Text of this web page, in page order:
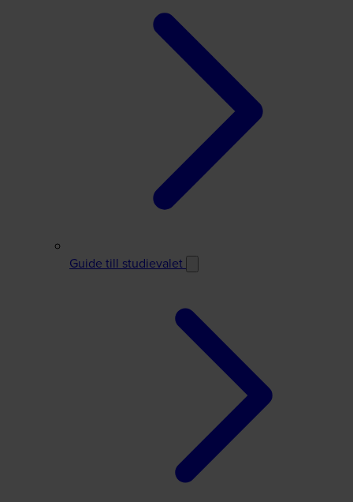
Guide till studievalet